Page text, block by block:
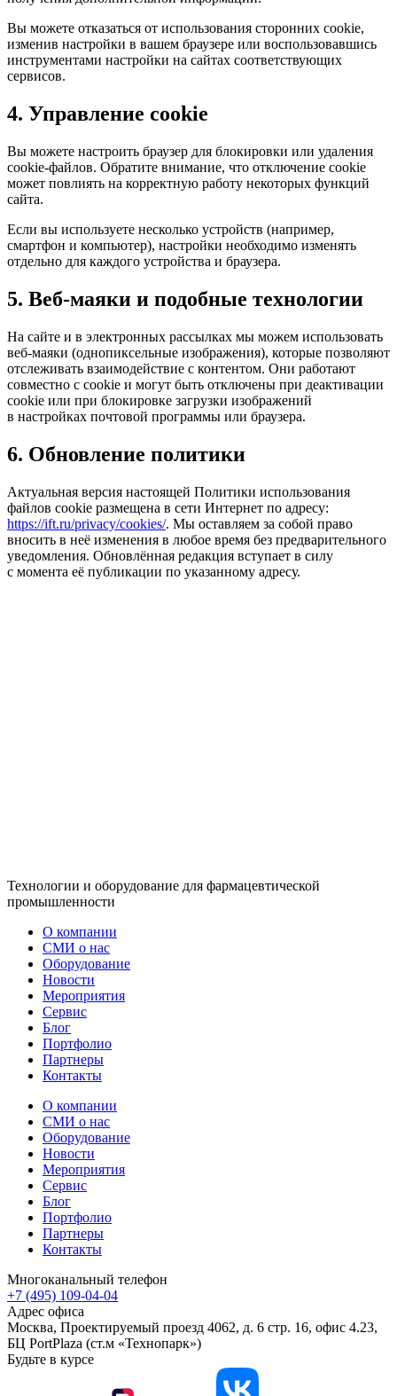
Вы можете отказаться от использования сторонних cookie,
изменив настройки в вашем браузере или воспользовавшись
инструментами настройки на сайтах соответствующих
сервисов.
4. Управление cookie
Вы можете настроить браузер для блокировки или удаления
cookie-файлов. Обратите внимание, что отключение cookie
может повлиять на корректную работу некоторых функций
сайта.
Если вы используете несколько устройств (например,
смартфон и компьютер), настройки необходимо изменять
отдельно для каждого устройства и браузера.
5. Веб-маяки и подобные технологии
На сайте и в электронных рассылках мы можем использовать
веб-маяки (однопиксельные изображения), которые позволяют
отслеживать взаимодействие с контентом. Они работают
совместно с cookie и могут быть отключены при деактивации
cookie или при блокировке загрузки изображений
в настройках почтовой программы или браузера.
6. Обновление политики
Актуальная версия настоящей Политики использования
файлов cookie размещена в сети Интернет по адресу:
https://ift.ru/privacy/cookies/. Мы оставляем за собой право
вносить в неё изменения в любое время без предварительного
уведомления. Обновлённая редакция вступает в силу
с момента её публикации по указанному адресу.
Технологии и оборудование для фармацевтической
промышленности
О компании
СМИ о нас
Оборудование
Новости
Мероприятия
Сервис
Блог
Портфолио
Партнеры
Контакты
О компании
СМИ о нас
Оборудование
Новости
Мероприятия
Сервис
Блог
Портфолио
Партнеры
Контакты
Многоканальный телефон
+7 (495) 109-04-04
Адрес офиса
Москва, Проектируемый проезд 4062, д. 6 стр. 16, офис 4.23,
БЦ PortPlaza (ст.м «Технопарк»)
Будьте в курсе